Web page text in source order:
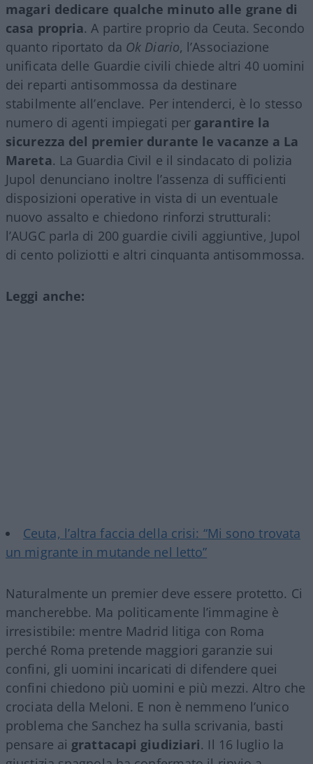
magari dedicare qualche minuto alle grane di
casa propria. A partire proprio da Ceuta. Secondo
quanto riportato da Ok Diario, l’Associazione
unificata delle Guardie civili chiede altri 40 uomini
dei reparti antisommossa da destinare
stabilmente all’enclave. Per intenderci, è lo stesso
numero di agenti impiegati per garantire la
sicurezza del premier durante le vacanze a La
Mareta. La Guardia Civil e il sindacato di polizia
Jupol denunciano inoltre l’assenza di sufficienti
disposizioni operative in vista di un eventuale
nuovo assalto e chiedono rinforzi strutturali:
l’AUGC parla di 200 guardie civili aggiuntive, Jupol
di cento poliziotti e altri cinquanta antisommossa.
Leggi anche:
Ceuta, l’altra faccia della crisi: “Mi sono trovata
un migrante in mutande nel letto”
Naturalmente un premier deve essere protetto. Ci
mancherebbe. Ma politicamente l’immagine è
irresistibile: mentre Madrid litiga con Roma
perché Roma pretende maggiori garanzie sui
confini, gli uomini incaricati di difendere quei
confini chiedono più uomini e più mezzi. Altro che
crociata della Meloni. E non è nemmeno l’unico
problema che Sanchez ha sulla scrivania, basti
pensare ai grattacapi giudiziari. Il 16 luglio la